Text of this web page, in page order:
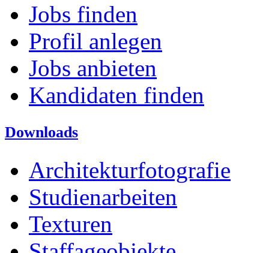
Jobs finden
Profil anlegen
Jobs anbieten
Kandidaten finden
Downloads
Architekturfotografie
Studienarbeiten
Texturen